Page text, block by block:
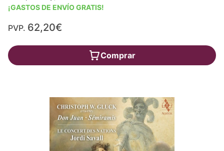
¡GASTOS DE ENVÍO GRATIS!
PVP. 62,20€
Comprar